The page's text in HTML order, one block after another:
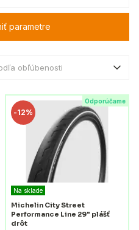
parametre
obľúbenosti
Odporúčame
-12%
Na sklade
Michelin City Street
Performance Line 29" plášť
drôt